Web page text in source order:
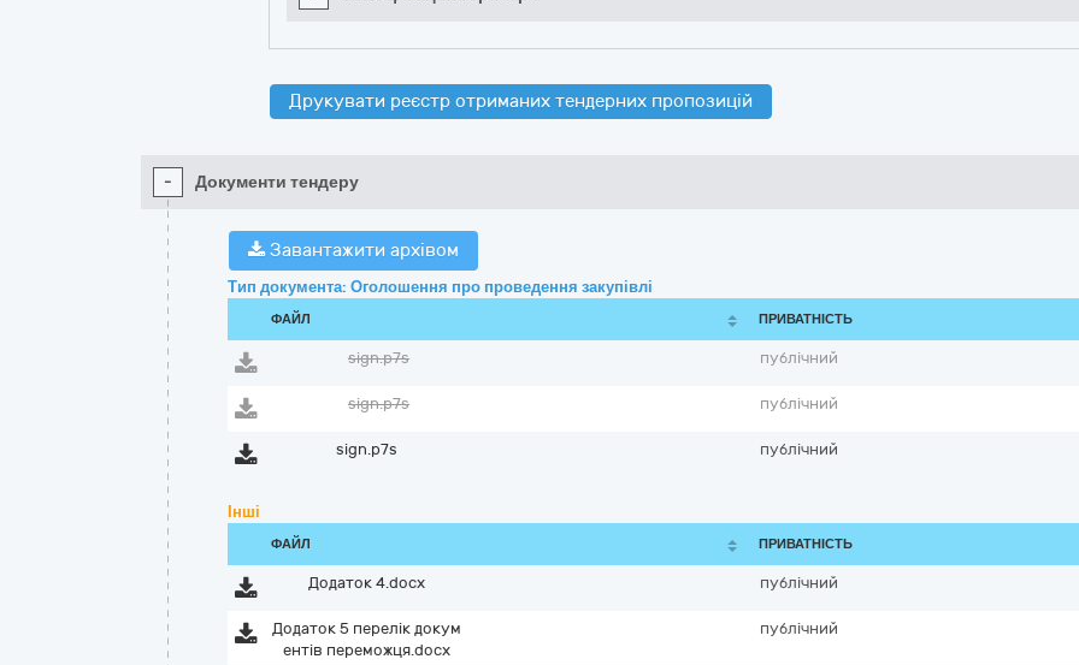
Друкувати реєстр отриманих тендерних пропозицій
- Документи тендеру
Завантажити архівом
Тип документа: Оголошення про проведення закупівлі
ФАЙЛ ПРИВАТНІСТЬ
sign.p7s публічний
sign.p7s публічний
sign.p7s публічний
Інші
ФАЙЛ ПРИВАТНІСТЬ
Додаток 4.docx публічний
Додаток 5 перелік докум
ентів переможця.docx
публічний